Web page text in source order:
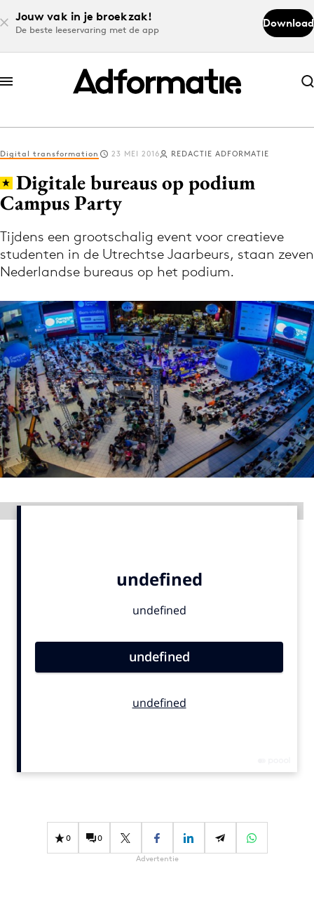
Jouw vak in je broekzak!
De beste leeservaring met de app
Download
Abonneer nu
Abonneer nu
Log in
Volg het laatste nieuws via de Adformatie
Nieuws app
Menu
Home
9 sept: GenAI-training
12 nov: MarketingLive!
Adverteren
Events
Opleidingen
Vacatures
Bureaus
Effectiviteit
Digital transformation 23 MEI 2016 REDACTIE ADFORMATIE
Digitale bureaus op podium
Campus Party
Tijdens een grootschalig event voor creatieve
studenten in de Utrechtse Jaarbeurs, staan zeven
Nederlandse bureaus op het podium.
0 0
Advertentie